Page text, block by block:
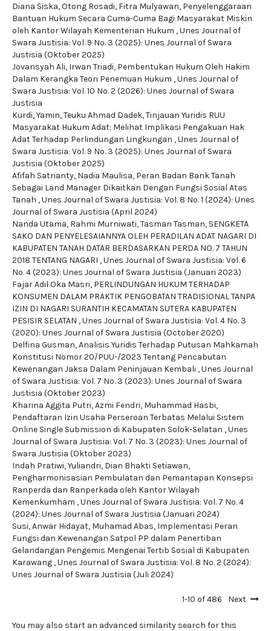
Diana Siska, Otong Rosadi, Fitra Mulyawan, Penyelenggaraan
Bantuan Hukum Secara Cuma-Cuma Bagi Masyarakat Miskin
oleh Kantor Wilayah Kementerian Hukum ,Unes Journal of
Swara Justisia: Vol. 9 No. 3 (2025): Unes Journal of Swara
Justisia (Oktober 2025)
Jovansyah Ali, Irwan Triadi, Pembentukan Hukum Oleh Hakim
Dalam Kerangka Teori Penemuan Hukum ,Unes Journal of
Swara Justisia: Vol. 10 No. 2 (2026): Unes Journal of Swara
Justisia
Kurdi, Yamin, Teuku Ahmad Dadek,Tinjauan Yuridis RUU
Masyarakat Hukum Adat: Melihat Implikasi Pengakuan Hak
Adat Terhadap Perlindungan Lingkungan ,Unes Journal of
Swara Justisia: Vol. 9 No. 3 (2025): Unes Journal of Swara
Justisia (Oktober 2025)
Afifah Satrianty, Nadia Maulisa, Peran Badan Bank Tanah
Sebagai Land Manager Dikaitkan Dengan Fungsi Sosial Atas
Tanah ,Unes Journal of Swara Justisia: Vol. 8 No. 1 (2024): Unes
Journal of Swara Justisia (April 2024)
Nanda Utama, Rahmi Murniwati, Tasman Tasman, SENGKETA
SAKO DAN PENYELESAIANNYA OLEH PERADILAN ADAT NAGARI DI
KABUPATEN TANAH DATAR BERDASARKAN PERDA NO. 7 TAHUN
2018 TENTANG NAGARI ,Unes Journal of Swara Justisia: Vol. 6
No. 4 (2023): Unes Journal of Swara Justisia (Januari 2023)
Fajar Adil Oka Masri, PERLINDUNGAN HUKUM TERHADAP
KONSUMEN DALAM PRAKTIK PENGOBATAN TRADISIONAL TANPA
IZIN DI NAGARI SURANTIH KECAMATAN SUTERA KABUPATEN
PESISIR SELATAN ,Unes Journal of Swara Justisia: Vol. 4 No. 3
(2020): Unes Journal of Swara Justisia (October 2020)
Delfina Gusman,Analisis Yuridis Terhadap Putusan Mahkamah
Konstitusi Nomor 20/PUU-/2023 Tentang Pencabutan
Kewenangan Jaksa Dalam Peninjauan Kembali ,Unes Journal
of Swara Justisia: Vol. 7 No. 3 (2023): Unes Journal of Swara
Justisia (Oktober 2023)
Kharina Aggita Putri, Azmi Fendri, Muhammad Hasbi,
Pendaftaran Izin Usaha Perseroan Terbatas Melalui Sistem
Online Single Submission di Kabupaten Solok-Selatan ,Unes
Journal of Swara Justisia: Vol. 7 No. 3 (2023): Unes Journal of
Swara Justisia (Oktober 2023)
Indah Pratiwi, Yuliandri, Dian Bhakti Setiawan,
Pengharmonisasian Pembulatan dan Pemantapan Konsepsi
Ranperda dan Ranperkada oleh Kantor Wilayah
Kemenkumham ,Unes Journal of Swara Justisia: Vol. 7 No. 4
(2024): Unes Journal of Swara Justisia (Januari 2024)
Susi, Anwar Hidayat, Muhamad Abas, Implementasi Peran
Fungsi dan Kewenangan Satpol PP dalam Penertiban
Gelandangan Pengemis Mengenai Tertib Sosial di Kabupaten
Karawang ,Unes Journal of Swara Justisia: Vol. 8 No. 2 (2024):
Unes Journal of Swara Justisia (Juli 2024)
1-10 of 486 Next
You may also start an advanced similarity search for this